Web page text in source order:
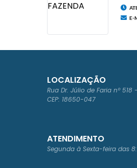
E-
LOCALIZAÇÃO
Rua Dr. Júlio de Faria nº 518
CEP: 18650-047
ATENDIMENTO
Segunda à Sexta-feira das